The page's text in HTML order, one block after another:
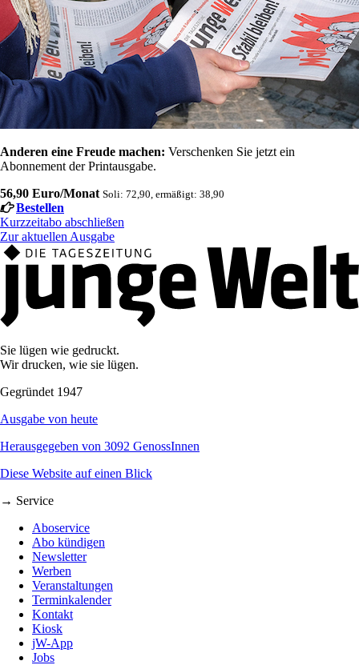
Anderen eine Freude machen: Verschenken Sie jetzt ein
Abonnement der Printausgabe.
56,90 Euro/Monat Soli: 72,90, ermäßigt: 38,90
Bestellen
Kurzzeitabo abschließen
Zur aktuellen Ausgabe
Sie lügen wie gedruckt.
Wir drucken, wie sie lügen.
Gegründet 1947
Ausgabe von heute
Herausgegeben von 3092 GenossInnen
Diese Website auf einen Blick
→ Service
Aboservice
Abo kündigen
Newsletter
Werben
Veranstaltungen
Terminkalender
Kontakt
Kiosk
jW-App
Jobs